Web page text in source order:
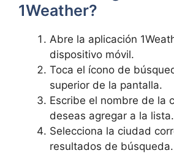
1Weather?
Abre la aplicación
dispositivo móvil.
Toca el ícono de
superior de la pantalla.
Escribe el nombre de la
deseas agregar a la lista.
Selecciona la ciudad
resultados de búsqueda.